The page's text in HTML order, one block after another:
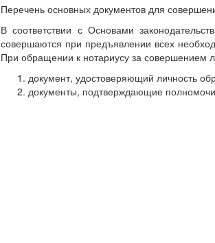
Перечень основных документов для
В соответствии с Основами
совершаются при предъявлении всех
При обращении к нотариусу за совершением
документ, удостоверяющий личность
документы, подтверждающие